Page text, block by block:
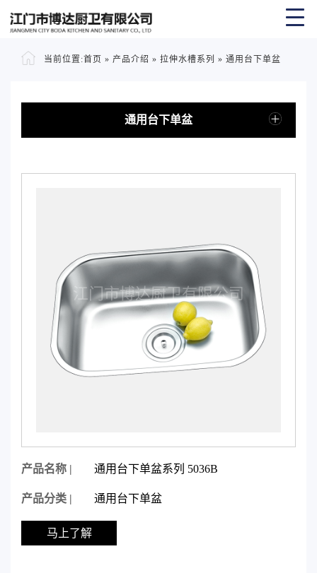
当前位置:首页 » 产品介绍 » 拉伸水槽系列 » 通用台下单盆
通用台下单盆
江门市博达厨卫有限公司
产品名称 | 通用台下单盆系列 5036B
产品分类 | 通用台下单盆
马上了解